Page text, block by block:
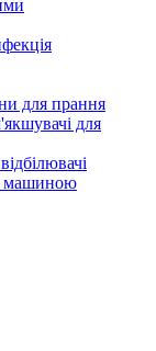
для прання
для
машиною